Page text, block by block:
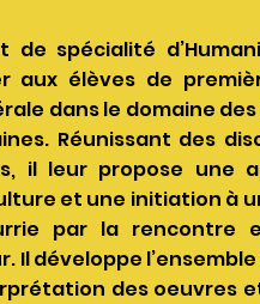
de spécialité
aux élèves de
dans le domaine
Réunissant des
il leur propose une
et une initiation à
par la rencontre
Il développe
des oeuvres